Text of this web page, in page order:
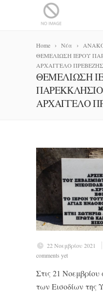
Home Νέα
ΘΕΜΕΛΙΩΣΗ ΙΕΡΟΥ
ΑΡΧΑΓΓΕΛΟ ΠΡΕΒΕΖΗΣ
ΘΕΜΕΛΙΩΣΗ
ΑΡΧΑΓΓΕΛΟ
22 Νοεμβρίου 2021
comments yet
Στις 21
των Εισοδίων της